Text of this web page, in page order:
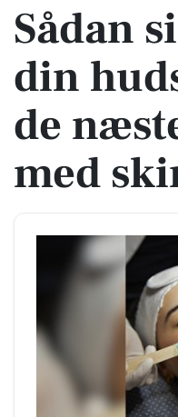
Sådan
din
de
med